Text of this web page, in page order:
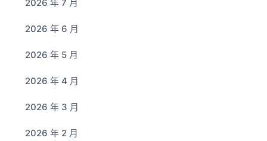
2026 年 7 月
2026 年 6 月
2026 年 5 月
2026 年 4 月
2026 年 3 月
2026 年 2 月